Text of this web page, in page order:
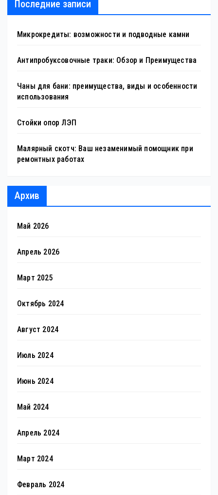
Последние записи
Микрокредиты: возможности и подводные камни
Антипробуксовочные траки: Обзор и Преимущества
Чаны для бани: преимущества, виды и особенности
использования
Стойки опор ЛЭП
Малярный скотч: Ваш незаменимый помощник при
ремонтных работах
Архив
Май 2026
Апрель 2026
Март 2025
Октябрь 2024
Август 2024
Июль 2024
Июнь 2024
Май 2024
Апрель 2024
Март 2024
Февраль 2024